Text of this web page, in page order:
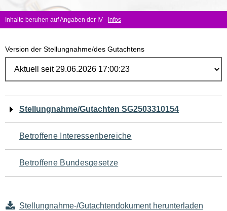
Inhalte beruhen auf Angaben der IV - Infos
Version der Stellungnahme/des Gutachtens
Navigation
für
den
Seiteninhalt
Stellungnahme/Gutachten SG2503310154
Betroffene Interessenbereiche
Betroffene Bundesgesetze
Stellungnahme-/Gutachtendokument herunterladen